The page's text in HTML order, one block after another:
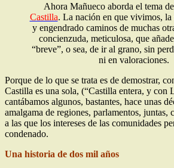
Ahora Mañueco aborda el tema
Castilla. La nación en que vivimos, la
y engendrado caminos de muchas
concienzuda, meticulosa, que
“breve”, o sea, de ir al grano, sin
ni en valoraciones.
Porque de lo que se trata es de demostrar,
Castilla es una sola, (“Castilla entera, y con
cantábamos algunos, bastantes, hace unas
amalgama de regiones, parlamentos, juntas,
a las que los intereses de las comunidades
condenado.
Una historia de dos mil años